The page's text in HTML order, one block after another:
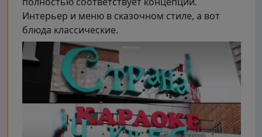
Интерьер и меню в сказочном стиле, а вот
блюда классические.